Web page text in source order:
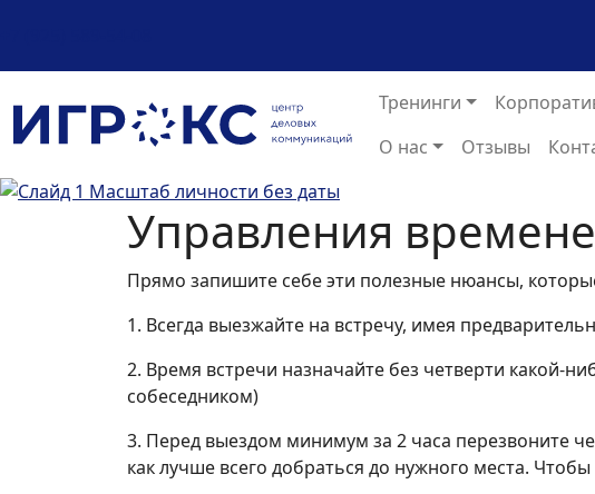
Тренинги
О нас
Отзывы
Previous
Управления
Прямо запишите себе эти полезные нюансы,
1. Всегда выезжайте на встречу, имея
2. Время встречи назначайте без четверти какой-
собеседником)
3. Перед выездом минимум за 2 часа перезвоните
как лучше всего добраться до нужного места.